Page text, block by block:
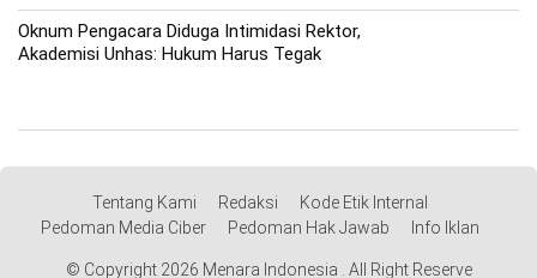
Oknum Pengacara Diduga Intimidasi Rektor,
Akademisi Unhas: Hukum Harus Tegak
Tentang Kami Redaksi
Kode Etik Internal
Pedoman Media Ciber
Pedoman Hak Jawab Info Iklan
© Copyright 2026 Menara Indonesia . All Right Reserve